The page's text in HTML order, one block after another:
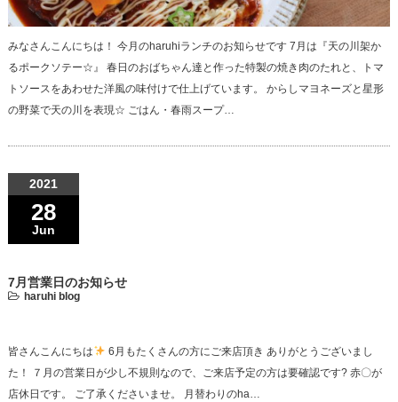
みなさんこんにちは！ 今月のharuhiランチのお知らせです 7月は『天の川架か
るポークソテー☆』 春日のおばちゃん達と作った特製の焼き肉のたれと、トマ
トソースをあわせた洋風の味付けで仕上げています。 からしマヨネーズと星形
の野菜で天の川を表現☆ ごはん・春雨スープ…
2021
28
Jun
7月営業日のお知らせ
haruhi blog
皆さんこんにちは
6月もたくさんの方にご来店頂き ありがとうございまし
た！ ７月の営業日が少し不規則なので、ご来店予定の方は要確認です? 赤〇が
店休日です。 ご了承くださいませ。 月替わりのha…